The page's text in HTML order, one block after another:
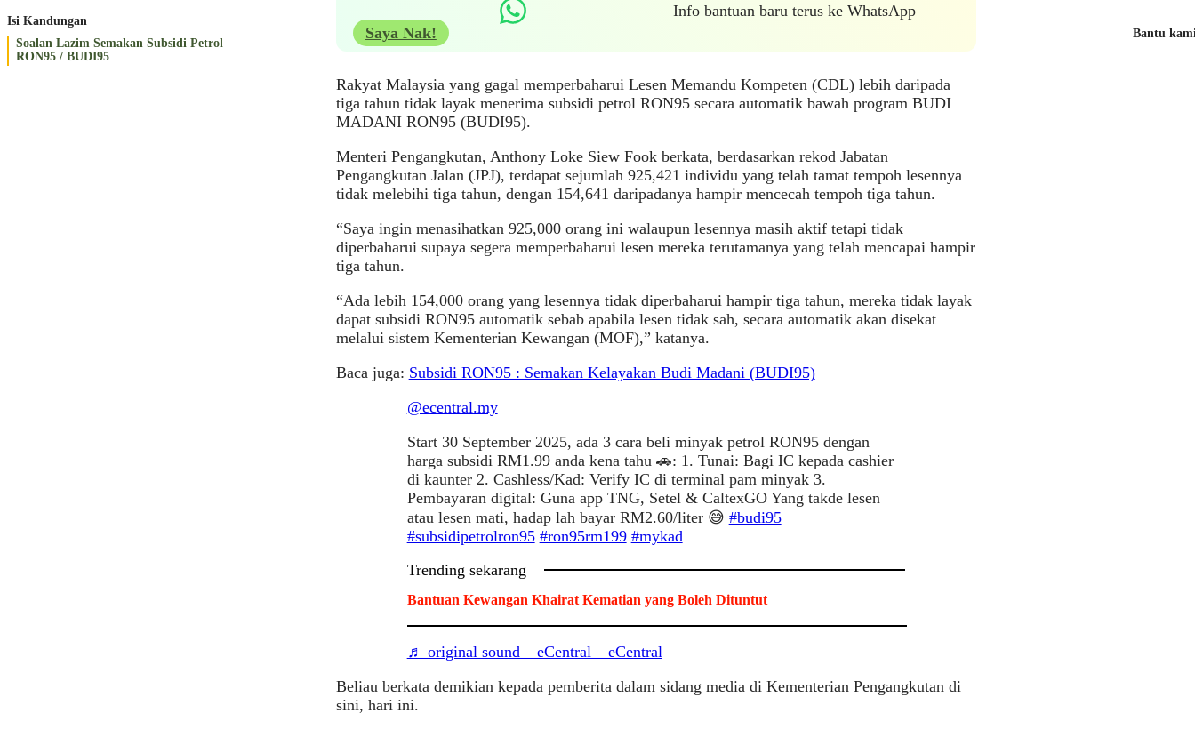
Isi Kandungan
Soalan Lazim Semakan Subsidi Petrol
RON95 / BUDI95
Info bantuan baru terus ke WhatsApp
Saya Nak!
Rakyat Malaysia yang gagal memperbaharui Lesen Memandu Kompeten (CDL) lebih daripada
tiga tahun tidak layak menerima subsidi petrol RON95 secara automatik bawah program BUDI
MADANI RON95 (BUDI95).
Menteri Pengangkutan, Anthony Loke Siew Fook berkata, berdasarkan rekod Jabatan
Pengangkutan Jalan (JPJ), terdapat sejumlah 925,421 individu yang telah tamat tempoh lesennya
tidak melebihi tiga tahun, dengan 154,641 daripadanya hampir mencecah tempoh tiga tahun.
“Saya ingin menasihatkan 925,000 orang ini walaupun lesennya masih aktif tetapi tidak
diperbaharui supaya segera memperbaharui lesen mereka terutamanya yang telah mencapai hampir
tiga tahun.
“Ada lebih 154,000 orang yang lesennya tidak diperbaharui hampir tiga tahun, mereka tidak layak
dapat subsidi RON95 automatik sebab apabila lesen tidak sah, secara automatik akan disekat
melalui sistem Kementerian Kewangan (MOF),” katanya.
Baca juga: Subsidi RON95 : Semakan Kelayakan Budi Madani (BUDI95)
@ecentral.my
Start 30 September 2025, ada 3 cara beli minyak petrol RON95 dengan
harga subsidi RM1.99 anda kena tahu 🚗: 1. Tunai: Bagi IC kepada cashier
di kaunter 2. Cashless/Kad: Verify IC di terminal pam minyak 3.
Pembayaran digital: Guna app TNG, Setel & CaltexGO Yang takde lesen
atau lesen mati, hadap lah bayar RM2.60/liter 😅 #budi95
#subsidipetrolron95 #ron95rm199 #mykad
Trending sekarang
Bantuan Kewangan Khairat Kematian yang Boleh Dituntut
♬ original sound – eCentral – eCentral
Beliau berkata demikian kepada pemberita dalam sidang media di Kementerian Pengangkutan di
sini, hari ini.
Bantu